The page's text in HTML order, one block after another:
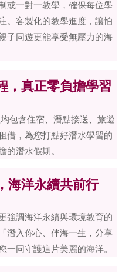
或一對一教學，確保每位學
。客製化的教學進度，讓怕
子同遊更能享受無壓力的海
，真正零負擔學習
包含住宿、潛點接送、旅遊
借，為您打點好潛水學習的
的潛水假期。
海洋永續共前行
強調海洋永續與環境教育的
潛入你心、伴海一生，分享
同守護這片美麗的海洋。